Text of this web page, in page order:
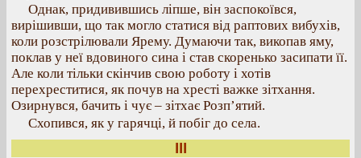
Однак, придивившись ліпше, він заспокоївся,
вирішивши, що так могло статися від раптових вибухів,
коли розстрілювали Ярему. Думаючи так, викопав яму,
поклав у неї вдовиного сина і став скоренько засипати її.
Але коли тільки скінчив свою роботу і хотів
перехреститися, як почув на хресті важке зітхання.
Озирнувся, бачить і чує – зітхає Розп’ятий.
Схопився, як у гарячці, й побіг до села.
III